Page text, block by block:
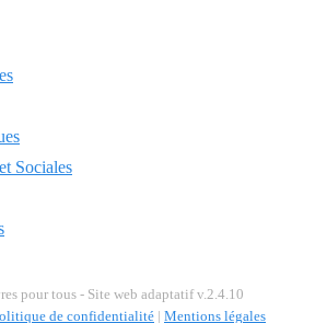
Sociales
pour tous - Site web adaptatif v.2.4.10
de confidentialité Mentions légales